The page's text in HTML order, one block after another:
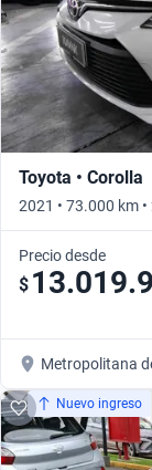
Toyota • Corolla
2021 • 73.000 km •
Precio desde
$
Metropolitana
Nuevo ingreso